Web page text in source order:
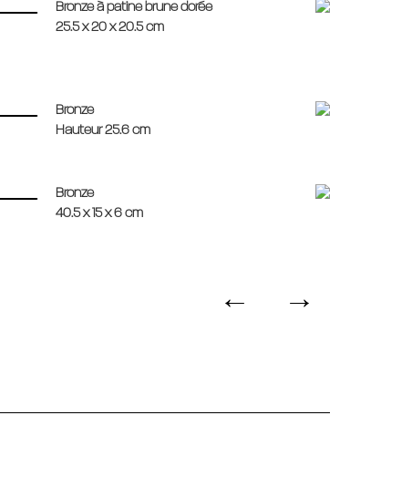
Bronze à patine brune dorée
25.5 x 20 x 20.5 cm
Bronze
Hauteur 25.6 cm
Bronze
40.5 x 15 x 6 cm